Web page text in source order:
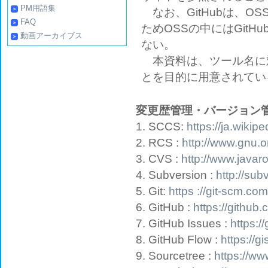
PM用語集
FAQ
動画アーカイブス
なお、GitHubは、
ためOSSの中には
ない。
本資料は、ツール名に
とを目的に用意されて
変更歴管理・バージョン
1. SCCS: https://
2. RCS : http://
3. CVS : http://
4. Subversion : http://
5. Git: https ://git-
6. GitHub : https://
7. GitHub Issues :
8. GitHub Flow : https://
9. Sourcetree : https://